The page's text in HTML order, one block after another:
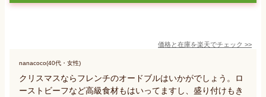
価格と在庫を楽天でチェック >>
nanacoco(40代・女性)
クリスマスならフレンチのオードブルはいかがでしょう。ロ
ーストビーフなど高級食材もはいってますし、盛り付けもき